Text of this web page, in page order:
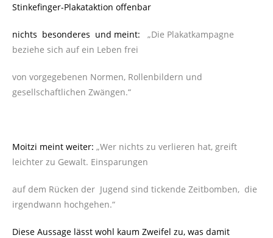
Stinkefinger-Plakataktion offenbar
nichts besonderes und meint:
„Die Plakatkampagne
beziehe sich auf ein Leben frei
von vorgegebenen Normen, Rollenbildern und
gesellschaftlichen Zwängen.“
Moitzi meint weiter: „Wer nichts zu verlieren hat, greift
leichter zu Gewalt. Einsparungen
auf dem Rücken der Jugend sind tickende Zeitbomben, die
irgendwann hochgehen.“
Diese Aussage lässt wohl kaum Zweifel zu, was damit